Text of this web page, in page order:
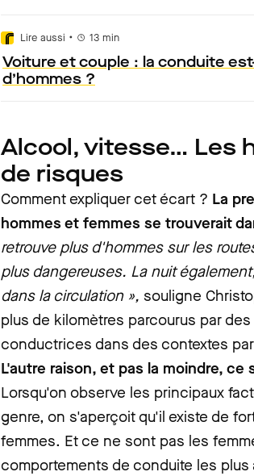
Lire aussi • 13 min
Voiture et couple : la conduite
d’hommes ?
Alcool, vitesse… Les
de risques
Comment expliquer cet écart ? La
hommes et femmes se trouverait
retrouve plus d'hommes sur les
plus dangereuses. La nuit
dans la circulation », souligne
plus de kilomètres parcourus par
conductrices dans des contextes
L'autre raison, et pas la moindre,
Lorsqu'on observe les principaux
genre, on s'aperçoit qu'il existe de
femmes. Et ce ne sont pas les
comportements de conduite les plus